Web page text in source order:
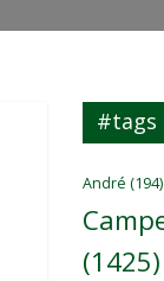
#tags
André (194)
(1425)